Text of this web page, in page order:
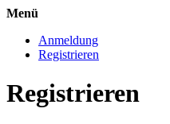
Menü
Anmeldung
Registrieren
Registrieren